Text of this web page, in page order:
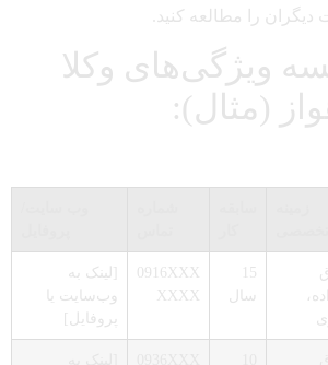
دیگران را مطالعه کنید.
ویژگی‌های وکلا
(مثال):
15
سال
0916XXX
XXXX
[لینک به
وب‌سایت یا
پروفایل]